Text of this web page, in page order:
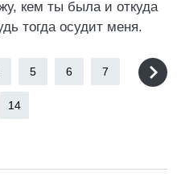
кем ты была и откуда
тогда осудит меня.
5 6 7
14